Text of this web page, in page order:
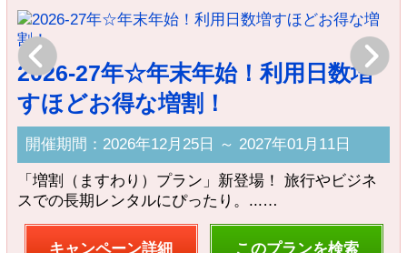
Previous
2026-27年☆年末年始！利用日数増
すほどお得な増割！
開催期間：2026年12月25日 ～ 2027年01月11日
「増割（ますわり）プラン」新登場！ 旅行やビジネ
スでの長期レンタルにぴったり。...…
キャンペーン詳細 このプランを検索
Next